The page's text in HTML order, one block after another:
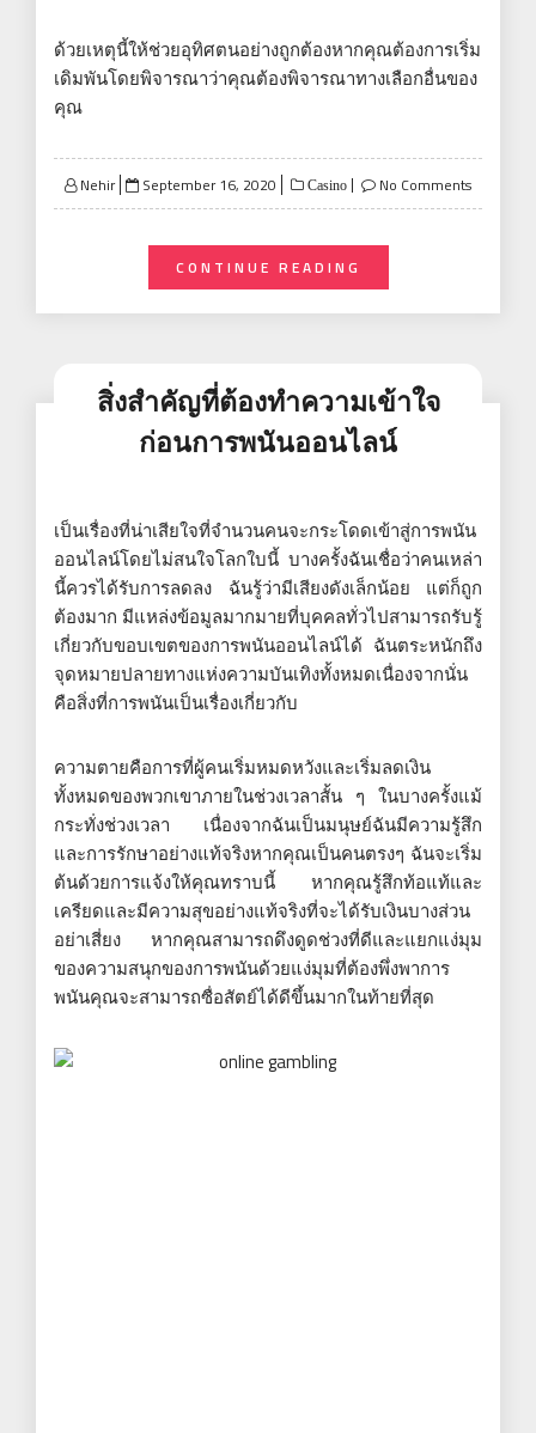
ด้วยเหตุนี้ให้ช่วยอุทิศตนอย่างถูกต้องหากคุณต้องการเริ่ม
เดิมพันโดยพิจารณาว่าคุณต้องพิจารณาทางเลือกอื่นของ
คุณ
Nehir
Posted
on
September 16, 2020 Casino No Comments
CONTINUE READING
สิ่งสำคัญที่ต้องทำความเข้าใจ
ก่อนการพนันออนไลน์
เป็นเรื่องที่น่าเสียใจที่จำนวนคนจะกระโดดเข้าสู่การพนัน
ออนไลน์โดยไม่สนใจโลกใบนี้ บางครั้งฉันเชื่อว่าคนเหล่า
นี้ควรได้รับการลดลง ฉันรู้ว่ามีเสียงดังเล็กน้อย แต่ก็ถูก
ต้องมาก มีแหล่งข้อมูลมากมายที่บุคคลทั่วไปสามารถรับรู้
เกี่ยวกับขอบเขตของการพนันออนไลน์ได้ ฉันตระหนักถึง
จุดหมายปลายทางแห่งความบันเทิงทั้งหมดเนื่องจากนั่น
คือสิ่งที่การพนันเป็นเรื่องเกี่ยวกับ
ความตายคือการที่ผู้คนเริ่มหมดหวังและเริ่มลดเงิน
ทั้งหมดของพวกเขาภายในช่วงเวลาสั้น ๆ ในบางครั้งแม้
กระทั่งช่วงเวลา เนื่องจากฉันเป็นมนุษย์ฉันมีความรู้สึก
และการรักษาอย่างแท้จริงหากคุณเป็นคนตรงๆ ฉันจะเริ่ม
ต้นด้วยการแจ้งให้คุณทราบนี้ หากคุณรู้สึกท้อแท้และ
เครียดและมีความสุขอย่างแท้จริงที่จะได้รับเงินบางส่วน
อย่าเสี่ยง หากคุณสามารถดึงดูดช่วงที่ดีและแยกแง่มุม
ของความสนุกของการพนันด้วยแง่มุมที่ต้องพึ่งพาการ
พนันคุณจะสามารถซื่อสัตย์ได้ดีขึ้นมากในท้ายที่สุด